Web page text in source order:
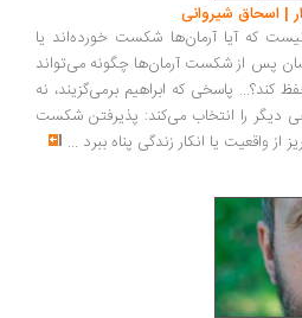
| اسحاق شیروانی
که آیا آرمان‌ها شکست خورده‌اند یا
پس از شکست آرمان‌ها چگونه می‌تواند
پاسخی که ابراهیم برمی‌گزیند، نه
دیگر را انتخاب می‌کند: پذیرفتن شکست
از واقعیت یا انکار زندگی پناه ببرد ...